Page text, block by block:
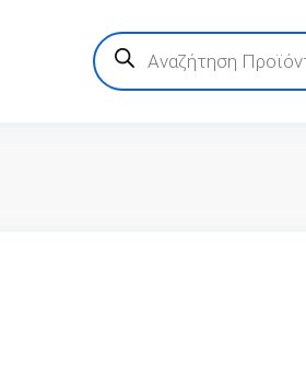
Products
search